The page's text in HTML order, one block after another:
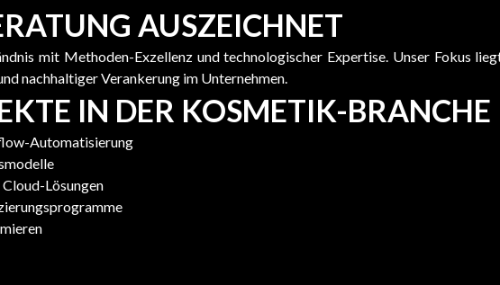
AUSZEICHNET
mit Methoden-Exzellenz und technologischer Expertise. Unser Fokus
nachhaltiger Verankerung im Unternehmen.
IN DER KOSMETIK-BRANCHE
Automatisierung
Lösungen